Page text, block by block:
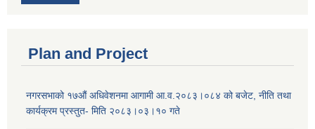
Plan and Project
नगरसभाको १७औं अधिवेशनमा आगामी आ.व.२०८३।०८४ को बजेट, नीति तथा
कार्यक्रम प्रस्तुत- मिति २०८३।०३।१० गते